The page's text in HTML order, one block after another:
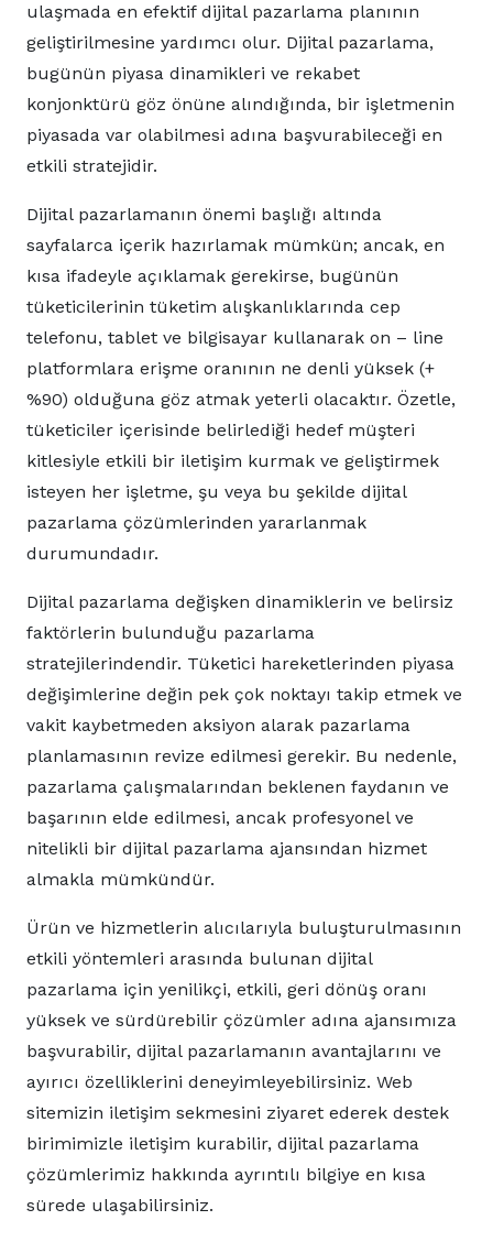
ulaşmada en efektif dijital pazarlama planının
geliştirilmesine yardımcı olur. Dijital pazarlama,
bugünün piyasa dinamikleri ve rekabet
konjonktürü göz önüne alındığında, bir işletmenin
piyasada var olabilmesi adına başvurabileceği en
etkili stratejidir.
Dijital pazarlamanın önemi başlığı altında
sayfalarca içerik hazırlamak mümkün; ancak, en
kısa ifadeyle açıklamak gerekirse, bugünün
tüketicilerinin tüketim alışkanlıklarında cep
telefonu, tablet ve bilgisayar kullanarak on – line
platformlara erişme oranının ne denli yüksek (+
%90) olduğuna göz atmak yeterli olacaktır. Özetle,
tüketiciler içerisinde belirlediği hedef müşteri
kitlesiyle etkili bir iletişim kurmak ve geliştirmek
isteyen her işletme, şu veya bu şekilde dijital
pazarlama çözümlerinden yararlanmak
durumundadır.
Dijital pazarlama değişken dinamiklerin ve belirsiz
faktörlerin bulunduğu pazarlama
stratejilerindendir. Tüketici hareketlerinden piyasa
değişimlerine değin pek çok noktayı takip etmek ve
vakit kaybetmeden aksiyon alarak pazarlama
planlamasının revize edilmesi gerekir. Bu nedenle,
pazarlama çalışmalarından beklenen faydanın ve
başarının elde edilmesi, ancak profesyonel ve
nitelikli bir dijital pazarlama ajansından hizmet
almakla mümkündür.
Ürün ve hizmetlerin alıcılarıyla buluşturulmasının
etkili yöntemleri arasında bulunan dijital
pazarlama için yenilikçi, etkili, geri dönüş oranı
yüksek ve sürdürebilir çözümler adına ajansımıza
başvurabilir, dijital pazarlamanın avantajlarını ve
ayırıcı özelliklerini deneyimleyebilirsiniz. Web
sitemizin iletişim sekmesini ziyaret ederek destek
birimimizle iletişim kurabilir, dijital pazarlama
çözümlerimiz hakkında ayrıntılı bilgiye en kısa
sürede ulaşabilirsiniz.